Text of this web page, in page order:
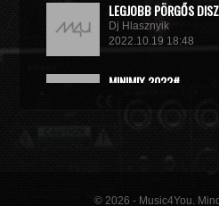
LEGJOBB PÖRGŐS
Dj Hlasznyik
2022.10.19 18:48
MINIMIX 2022#
2022.09.02 10:40
© 2026 - Music4You.